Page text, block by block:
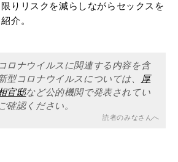
りリスクを減らしながらセックスを
介。
ロナウイルスに関連する内容を含
型コロナウイルスについては、
厚
官邸など公的機関で発表されてい
確認ください。
読者のみなさんへ